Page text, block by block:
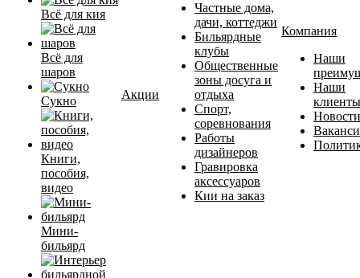
Всё для кия
Всё для
шаров
Сукно
Книги,
пособия,
видео
Мини-
бильярд
Акции
Частные дома,
дачи, коттеджи
Бильярдные
клубы
Общественные
зоны досуга и
отдыха
Спорт,
соревнования
Работы
дизайнеров
Гравировка
аксессуаров
Кии на заказ
Компания
Наши
Наши
клиенты
Новости